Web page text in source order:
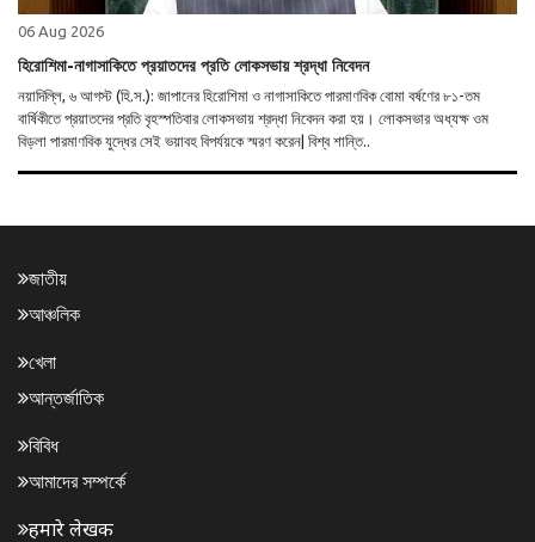
06 Aug 2026
হিরোশিমা-নাগাসাকিতে প্রয়াতদের প্রতি লোকসভায় শ্রদ্ধা নিবেদন
নয়াদিল্লি, ৬ আগস্ট (হি.স.): জাপানের হিরোশিমা ও নাগাসাকিতে পারমাণবিক বোমা বর্ষণের ৮১-তম
বার্ষিকীতে প্রয়াতদের প্রতি বৃহস্পতিবার লোকসভায় শ্রদ্ধা নিবেদন করা হয়। লোকসভার অধ্যক্ষ ওম
বিড়লা পারমাণবিক যুদ্ধের সেই ভয়াবহ বিপর্যয়কে স্মরণ করেন| বিশ্ব শান্তি..
জাতীয়
আঞ্চলিক
খেলা
আন্তর্জাতিক
বিবিধ
আমাদের সম্পর্কে
हमारे लेखक